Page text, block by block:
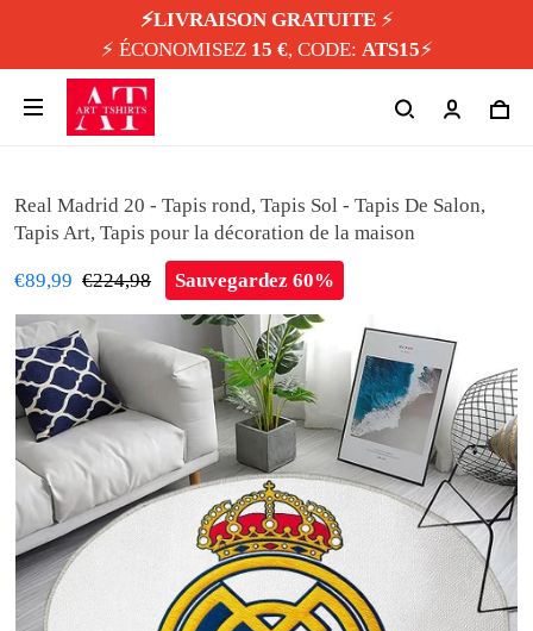
⚡️LIVRAISON GRATUITE⚡️
⚡️ ÉCONOMISEZ 15 €, CODE: ATS15⚡️
Real Madrid 20 - Tapis rond, Tapis Sol - Tapis De Salon,
Tapis Art, Tapis pour la décoration de la maison
€89,99 €224,98 Sauvegardez 60%